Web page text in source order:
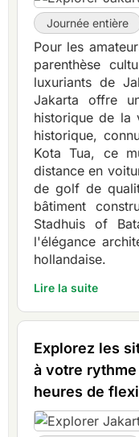
Journée entière
Pour les
parenthèse
luxuriants de
Jakarta offre
historique de la
historique,
Kota Tua, ce
distance en
de golf de
bâtiment
Stadhuis of
l'élégance
hollandaise.
Lire la suite
Explorez les
à votre
heures de